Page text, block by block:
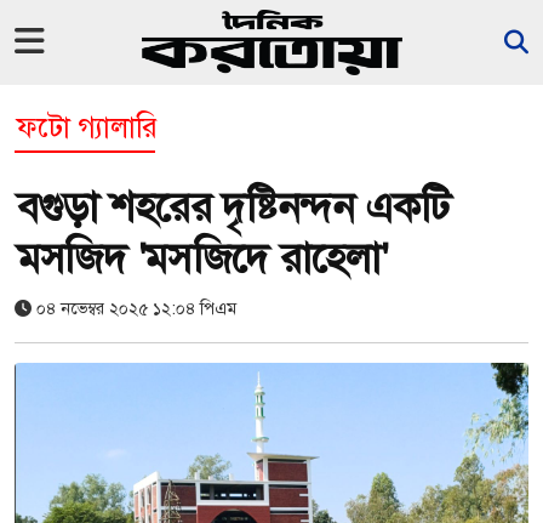
ফটো গ্যালারি
বগুড়া শহরের দৃষ্টিনন্দন একটি
মসজিদ 'মসজিদে রাহেলা'
০৪ নভেম্বর ২০২৫ ১২:০৪ পিএম